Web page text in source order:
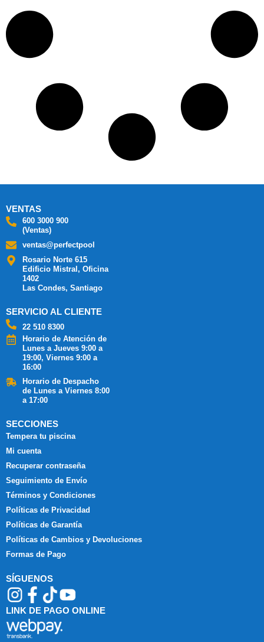
VENTAS
600 3000 900
(Ventas)
ventas@perfectpool
Rosario Norte 615
Edificio Mistral, Oficina
1402
Las Condes, Santiago
SERVICIO AL CLIENTE
22 510 8300
Horario de Atención de
Lunes a Jueves 9:00 a
19:00, Viernes 9:00 a
16:00
Horario de Despacho
de Lunes a Viernes 8:00
a 17:00
SECCIONES
Tempera tu piscina
Mi cuenta
Recuperar contraseña
Seguimiento de Envío
Términos y Condiciones
Políticas de Privacidad
Políticas de Garantía
Políticas de Cambios y Devoluciones
Formas de Pago
SÍGUENOS
LINK DE PAGO ONLINE